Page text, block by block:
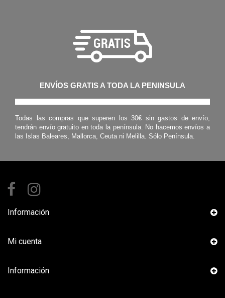
ENVÍOS GRATIS A TODA LA PENINSULA
Todas las compras que superen los 30€ sin gastos de envío,
tendrán envío gratuito en toda la península. No hacemos envíos a
las Islas Baleares, Mallorca, Ceuta ni Melilla. Sólo Península.
Información
Mi cuenta
Información